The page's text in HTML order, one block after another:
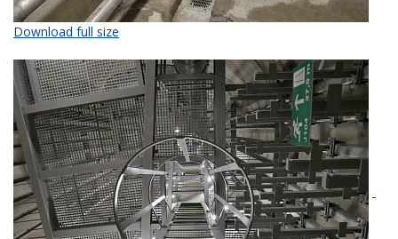
Download full size